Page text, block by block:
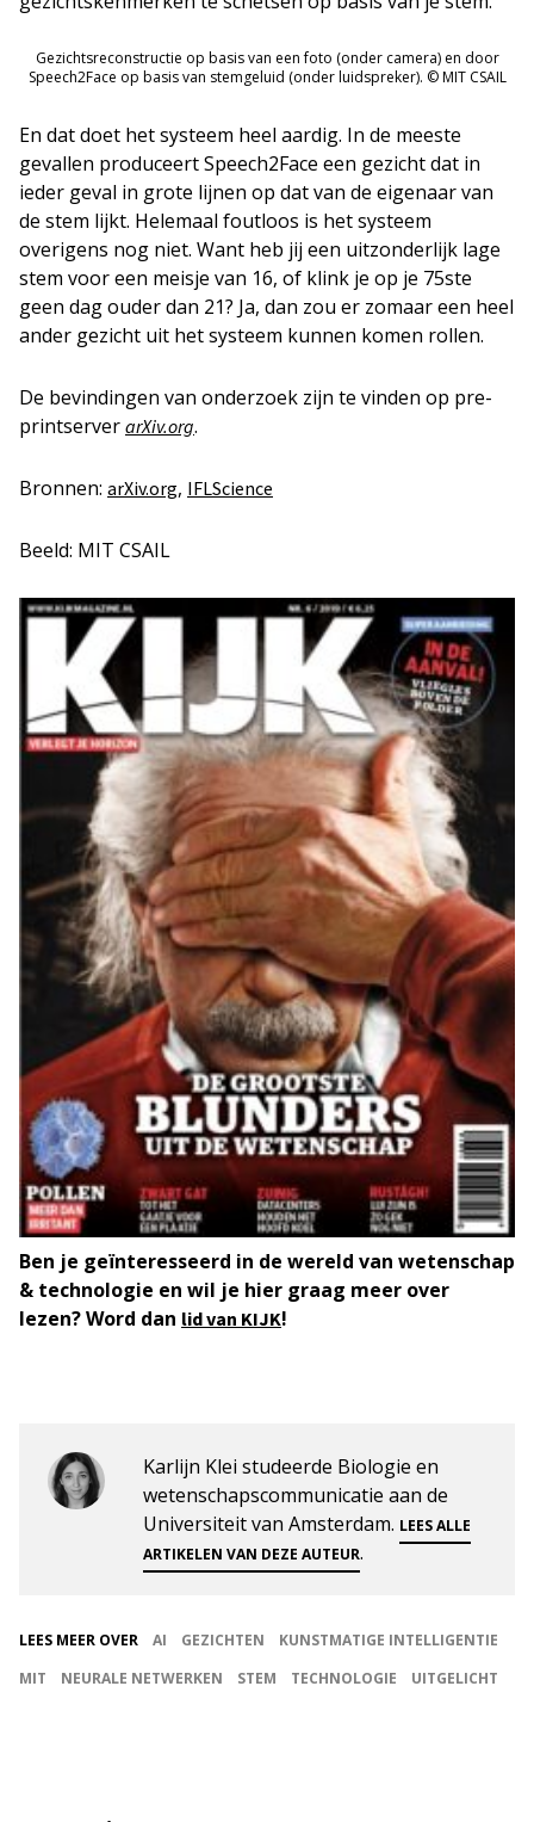
Gezichtsreconstructie op basis van een foto (onder camera) en door
Speech2Face op basis van stemgeluid (onder luidspreker). © MIT CSAIL
En dat doet het systeem heel aardig. In de meeste
gevallen produceert Speech2Face een gezicht dat in
ieder geval in grote lijnen op dat van de eigenaar van
de stem lijkt. Helemaal foutloos is het systeem
overigens nog niet. Want heb jij een uitzonderlijk lage
stem voor een meisje van 16, of klink je op je 75ste
geen dag ouder dan 21? Ja, dan zou er zomaar een heel
ander gezicht uit het systeem kunnen komen rollen.
De bevindingen van onderzoek zijn te vinden op pre-
printserver arXiv.org.
Bronnen: arXiv.org, IFLScience
Beeld: MIT CSAIL
Ben je geïnteresseerd in de wereld van wetenschap
& technologie en wil je hier graag meer over
lezen? Word dan lid van KIJK!
Karlijn Klei studeerde Biologie en
wetenschapscommunicatie aan de
Universiteit van Amsterdam. LEES ALLE
ARTIKELEN VAN DEZE AUTEUR.
LEES MEER OVER AI GEZICHTEN
KUNSTMATIGE INTELLIGENTIE
MIT
NEURALE NETWERKEN STEM TECHNOLOGIE UITGELICHT